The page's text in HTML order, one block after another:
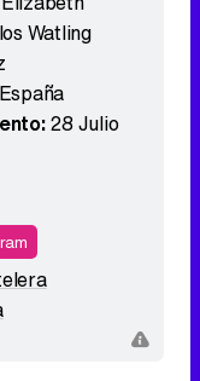
Watling
España
28 Julio